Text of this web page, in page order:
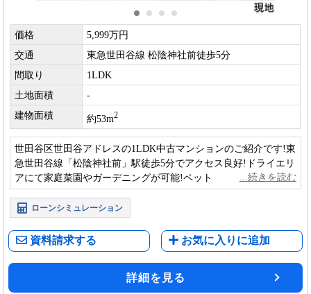
価格
5,999万円
交通
東急世田谷線 松陰神社前徒歩5分
間取り
1LDK
土地面積
-
建物面積
約53m2
世田谷区世田谷アドレスの1LDK中古マンションのご紹介です!東
急世田谷線「松陰神社前」駅徒歩5分でアクセス良好!ドライエリ
アにて家庭菜園やガーデニングが可能!ペット飼育可の物件にな
ります!(細則あり)
ローンシミュレーション
資料請求する お気に入りに追加
詳細を見る